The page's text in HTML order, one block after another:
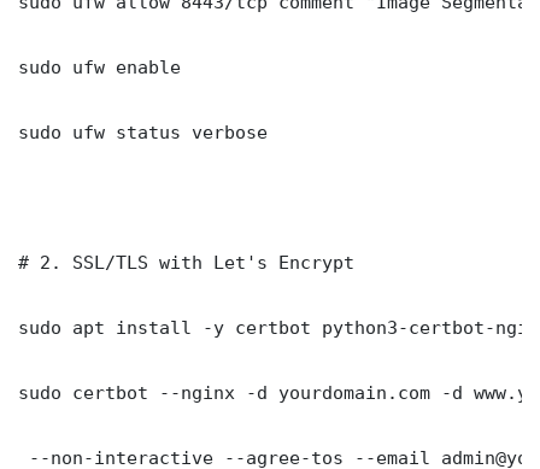
sudo ufw enable
sudo ufw status verbose
# 2. SSL/TLS with Let's Encrypt
sudo apt install -y certbot python3-certbot-
sudo certbot --nginx -d yourdomain.com -d
--non-interactive --agree-tos --email